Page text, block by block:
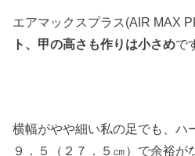
エアマックスプラス(AIR MAX
ト、甲の高さも作りは小さめで
横幅がやや細い私の足でも、ハ
９．５（２７．５㎝）で余裕が